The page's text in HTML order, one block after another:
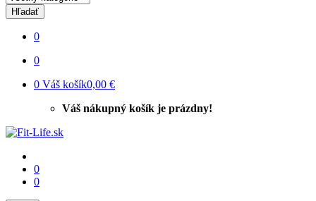
Hľadať
0
0
0 Váš košík0,00 €
Váš nákupný košík je prázdny!
0
0